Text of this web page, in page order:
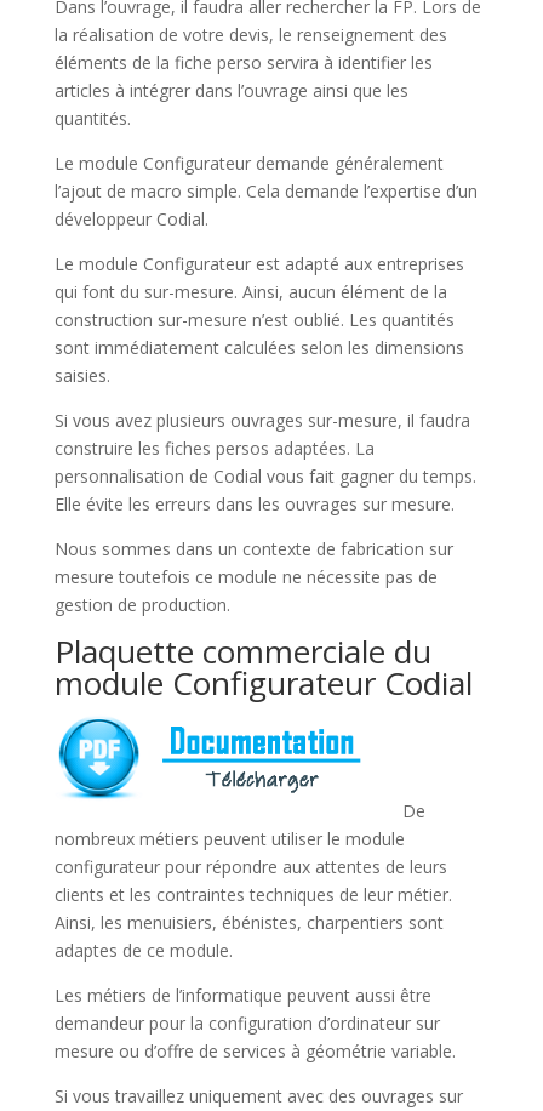
Dans l’ouvrage, il faudra aller rechercher la FP. Lors de
la réalisation de votre devis, le renseignement des
éléments de la fiche perso servira à identifier les
articles à intégrer dans l’ouvrage ainsi que les
quantités.
Le module Configurateur demande généralement
l’ajout de macro simple. Cela demande l’expertise d’un
développeur Codial.
Le module Configurateur est adapté aux entreprises
qui font du sur-mesure. Ainsi, aucun élément de la
construction sur-mesure n’est oublié. Les quantités
sont immédiatement calculées selon les dimensions
saisies.
Si vous avez plusieurs ouvrages sur-mesure, il faudra
construire les fiches persos adaptées. La
personnalisation de Codial vous fait gagner du temps.
Elle évite les erreurs dans les ouvrages sur mesure.
Nous sommes dans un contexte de fabrication sur
mesure toutefois ce module ne nécessite pas de
gestion de production.
Plaquette commerciale du
module Configurateur Codial
De
nombreux métiers peuvent utiliser le module
configurateur pour répondre aux attentes de leurs
clients et les contraintes techniques de leur métier.
Ainsi, les menuisiers, ébénistes, charpentiers sont
adaptes de ce module.
Les métiers de l’informatique peuvent aussi être
demandeur pour la configuration d’ordinateur sur
mesure ou d’offre de services à géométrie variable.
Si vous travaillez uniquement avec des ouvrages sur